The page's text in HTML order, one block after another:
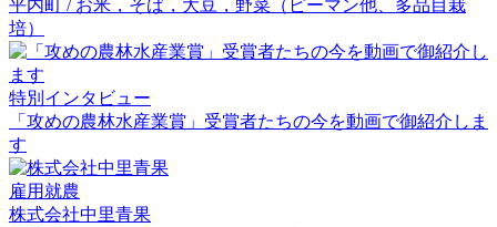
平内町 / お米，そば，大豆，野菜（ピーマン他、多品目栽
培）
特別インタビュー
「攻めの農林水産業賞」受賞者たちの今を動画で御紹介しま
す
雇用就農
株式会社中里青果